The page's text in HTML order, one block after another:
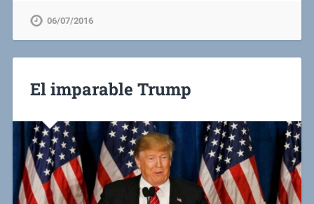
06/07/2016
El imparable Trump